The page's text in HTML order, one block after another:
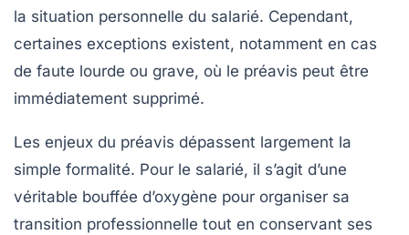
la situation personnelle du salarié. Cependant,
certaines exceptions existent, notamment en cas
de faute lourde ou grave, où le préavis peut être
immédiatement supprimé.
Les enjeux du préavis dépassent largement la
simple formalité. Pour le salarié, il s’agit d’une
véritable bouffée d’oxygène pour organiser sa
transition professionnelle tout en conservant ses